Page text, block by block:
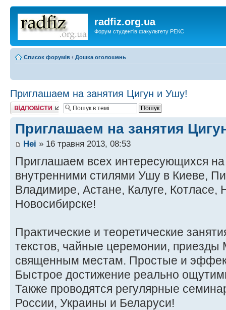
radfiz.org.ua
Форум студентів факультету РЕКС
Список форумів ‹ Дошка оголошень
Приглашаем на занятия Цигун и Ушу!
Відповісти
Приглашаем на занятия
Hei » 16 травня 2013, 08:53
Приглашаем всех интересующихся на
внутренними стилями Ушу в Киеве,
Владимире, Астане, Калуге,
Новосибирске!
Практические и теоретические
текстов, чайные церемонии, приезды
священным местам. Простые и
Быстрое достижение реально
Также проводятся регулярные
России, Украины и Беларуси!